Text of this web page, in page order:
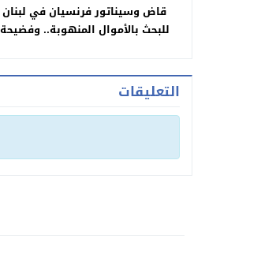
قاض وسيناتور فرنسيان في لبنان
للبحث بالأموال المنهوبة.. وفضيحة
التعليقات